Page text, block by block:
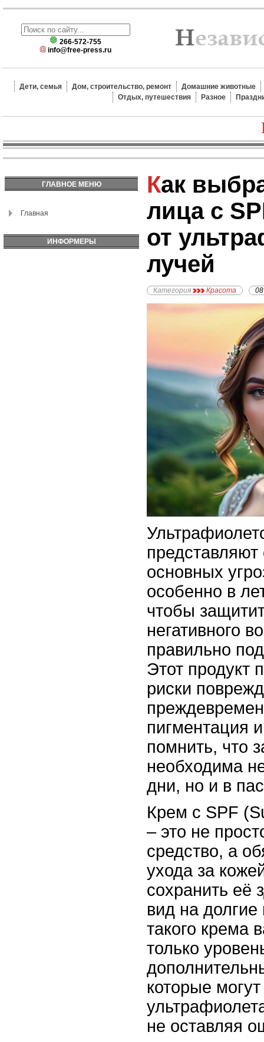
266-572-755
info@free-press.ru
Дети, семья Дом, строительство, ремонт
Домашние животные
Отдых, путешествия
Разное
ГЛАВНОЕ МЕНЮ
Главная
ИНФОРМЕРЫ
Как выбрать крем для
лица с
от
лучей
Категория Красота
основных
особенно в
чтобы
негативного
правильно
Этот продукт
риски
пигментация
помнить, что
необходима
дни, но и в
Крем с SPF
– это не
средство, а
ухода за
сохранить её
вид на
такого крема
только
которые
не оставляя